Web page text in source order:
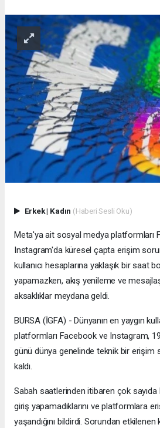
Erkek| Kadın (Haberi Sesli Oku)
Meta'ya ait sosyal medya platformları
Instagram'da küresel çapta erişim
kullanıcı hesaplarına yaklaşık bir saat
yapamazken, akış yenileme ve
aksaklıklar meydana geldi.
BURSA (İGFA) - Dünyanın en yaygın
platformları Facebook ve Instagram,
günü dünya genelinde teknik bir erişim
kaldı.
Sabah saatlerinden itibaren çok sayıda
giriş yapamadıklarını ve platformlara
yaşandığını bildirdi. Sorundan etkilenen